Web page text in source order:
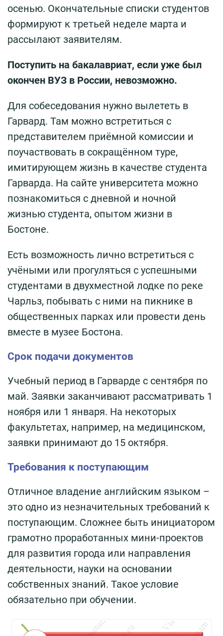
осенью. Окончательные списки студентов
формируют к третьей неделе марта и
рассылают заявителям.
Поступить на бакалавриат, если уже был
окончен ВУЗ в России, невозможно.
Для собеседования нужно вылететь в
Гарвард. Там можно встретиться с
представителем приёмной комиссии и
поучаствовать в сокращённом туре,
имитирующем жизнь в качестве студента
Гарварда. На сайте университета можно
познакомиться с дневной и ночной
жизнью студента, опытом жизни в
Бостоне.
Есть возможность лично встретиться с
учёными или прогуляться с успешными
студентами в двухместной лодке по реке
Чарльз, побывать с ними на пикнике в
общественных парках или провести день
вместе в музее Бостона.
Срок подачи документов
Учебный период в Гарварде с сентября по
май. Заявки заканчивают рассматривать 1
ноября или 1 января. На некоторых
факультетах, например, на медицинском,
заявки принимают до 15 октября.
Требования к поступающим
Отличное владение английским языком –
это одно из незначительных требований к
поступающим. Сложнее быть инициатором
грамотно проработанных мини-проектов
для развития города или направления
деятельности, науки на основании
собственных знаний. Такое условие
обязательно при обучении.